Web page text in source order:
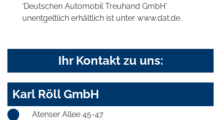
'Deutschen Automobil Treuhand GmbH'
unentgeltlich erhältlich ist unter www.dat.de.
Ihr Kontakt zu uns:
Karl Röll GmbH
Atenser Allee 45-47